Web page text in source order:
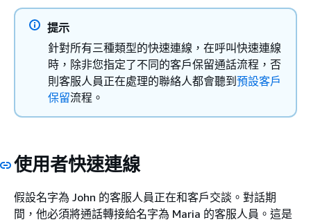
提示
針對所有三種類型的快速連線，在呼叫快速連線
時，除非您指定了不同的客戶保留通話流程，否
則客服人員正在處理的聯絡人都會聽到 預設客戶
保留流程。
使用者快速連線
假設名字為 John 的客服人員正在和客戶交談。對話期
間，他必須將通話轉接給名字為 Maria 的客服人員。這是